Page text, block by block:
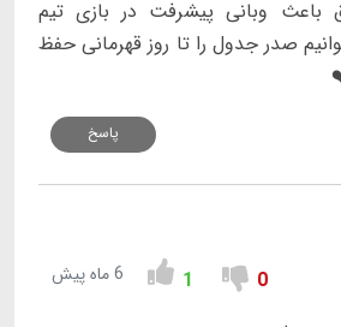
باعث وبانی پیشرفت در بازی تیم
صدر جدول را تا روز قهرمانی حفظ
پاسخ
0
1 6 ماه پیش